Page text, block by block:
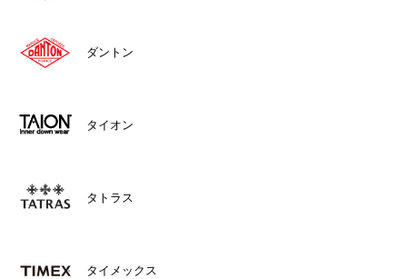
ダントン
タイオン
タトラス
タイメックス